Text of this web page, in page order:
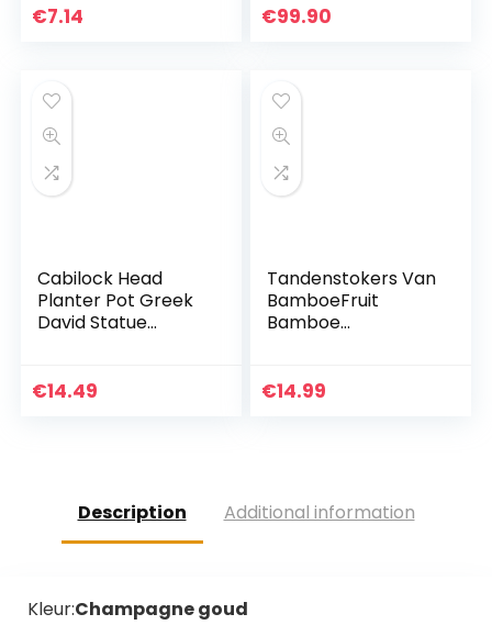
tandenstoker
€7.14
met handvat, kits
€99.90
Cabilock Head
Planter Pot Greek
David Statue
Flower Vase
€14.49
Tandenstokers Van
BamboeFruit
Bamboe
Tandenstoker
€14.99
Description Additional information
Kleur:Champagne goud